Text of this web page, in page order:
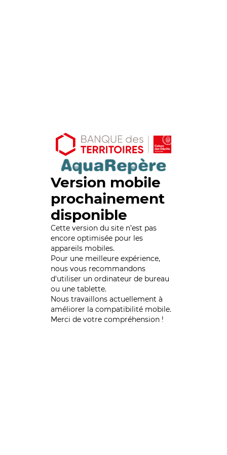
Version mobile
prochainement
disponible
Cette version du site n’est pas
encore optimisée pour les
appareils mobiles.
Pour une meilleure expérience,
nous vous recommandons
d'utiliser un ordinateur de bureau
ou une tablette.
Nous travaillons actuellement à
améliorer la compatibilité mobile.
Merci de votre compréhension !